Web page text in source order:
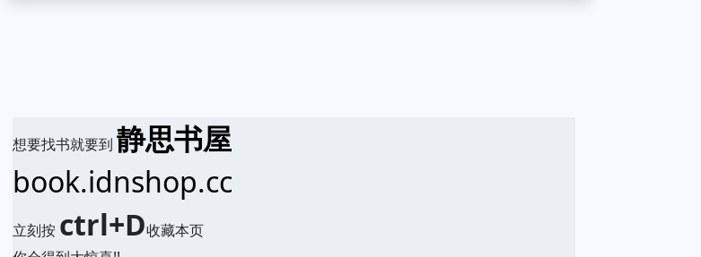
想要找书就要到静思书屋
book.idnshop.cc
立刻按 ctrl+D收藏本页